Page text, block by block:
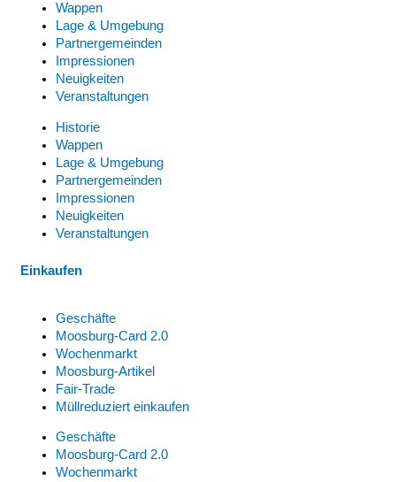
Wappen
Lage & Umgebung
Partnergemeinden
Impressionen
Neuigkeiten
Veranstaltungen
Historie
Wappen
Lage & Umgebung
Partnergemeinden
Impressionen
Neuigkeiten
Veranstaltungen
Einkaufen
Geschäfte
Moosburg-Card 2.0
Wochenmarkt
Moosburg-Artikel
Fair-Trade
Müllreduziert einkaufen
Geschäfte
Moosburg-Card 2.0
Wochenmarkt